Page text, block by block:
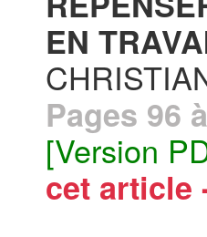
EN
Pages 96
[Version
cet article